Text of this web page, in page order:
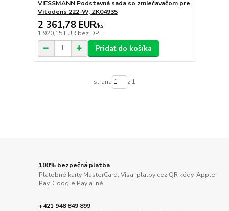
VIESSMANN Podstavná sada so zmiečavačom pre
Vitodens 222-W, ZK04935
2 361,78 EUR/ks
1 920,15 EUR bez DPH
Pridať do košíka
strana z 1
100% bezpečná platba
Platobné karty MasterCard, Visa, platby cez QR kódy, Apple
Pay, Google Pay a iné
+421 948 849 899